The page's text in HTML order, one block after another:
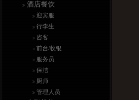
酒店餐饮
迎宾服
行李生
咨客
前台/收银
服务员
保洁
厨师
管理人员